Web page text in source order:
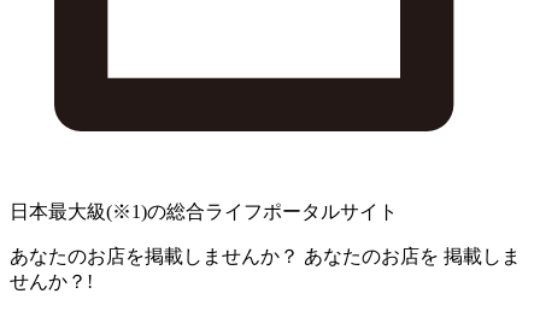
日本最大級(※1)の総合ライフポータルサイト
あなたのお店を掲載しませんか？ あなたのお店を 掲載しま
せんか？!